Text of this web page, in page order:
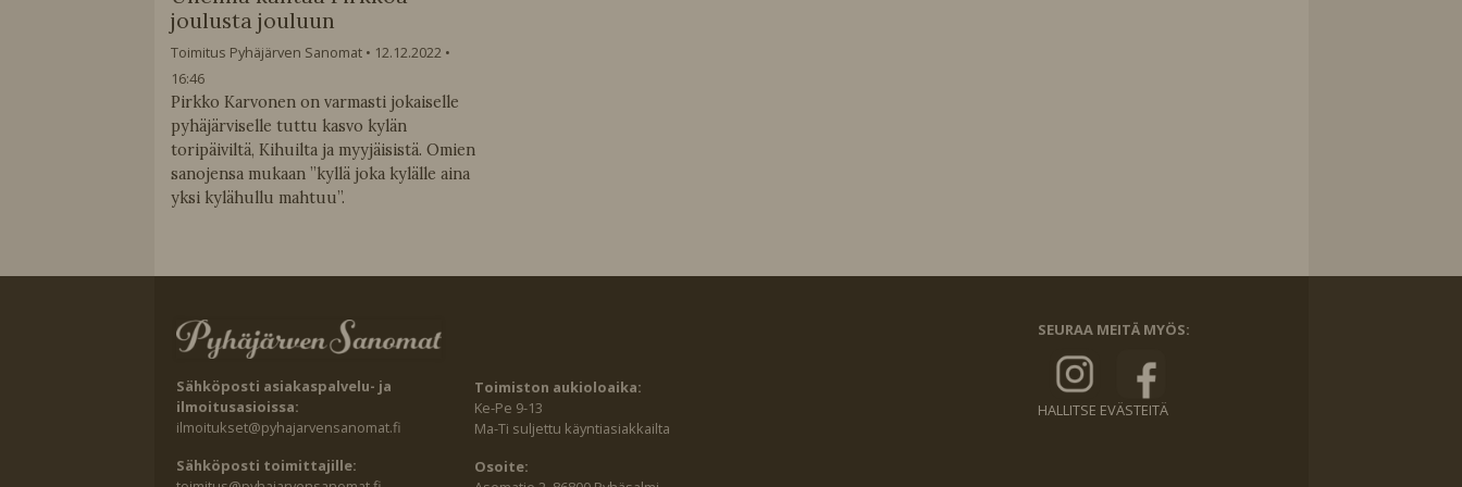
joulusta jouluun
Toimitus Pyhäjärven Sanomat
12.12.2022
16:46
Pirkko Karvonen on varmasti jokaiselle
pyhäjärviselle tuttu kasvo kylän
toripäiviltä, Kihuilta ja myyjäisistä. Omien
sanojensa mukaan ”kyllä joka kylälle aina
yksi kylähullu mahtuu”.
Sähköposti asiakaspalvelu- ja
ilmoitusasioissa:
ilmoitukset@pyhajarvensanomat.fi
Sähköposti toimittajille:
Toimiston aukioloaika:
Ke-Pe 9-13
Ma-Ti suljettu käyntiasiakkailta
Osoite:
SEURAA MEITÄ MYÖS:
HALLITSE EVÄSTEITÄ